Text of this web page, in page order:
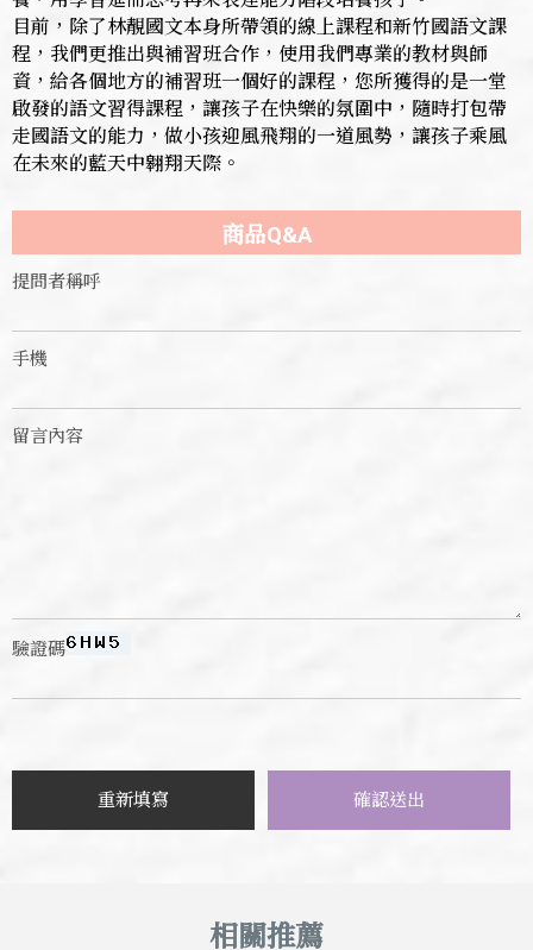
目前，除了林靚國文本身所帶領的線上課程和新竹國語文課
程，我們更推出與補習班合作，使用我們專業的教材與師
資，給各個地方的補習班一個好的課程，您所獲得的是一堂
啟發的語文習得課程，讓孩子在快樂的氛圍中，隨時打包帶
走國語文的能力，做小孩迎風飛翔的一道風勢，讓孩子乘風
在未來的藍天中翱翔天際。
商品Q&A
提問者稱呼
手機
留言內容
驗證碼